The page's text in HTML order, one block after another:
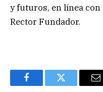
y futuros, en línea
Rector Fundador.
FacebookTwitter